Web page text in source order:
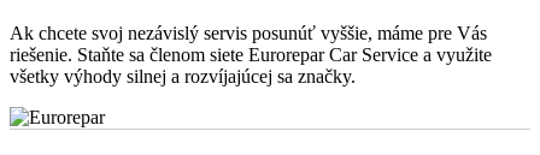
Ak chcete svoj nezávislý servis posunúť vyššie, máme pre Vás
riešenie. Staňte sa členom siete Eurorepar Car Service a využite
všetky výhody silnej a rozvíjajúcej sa značky.